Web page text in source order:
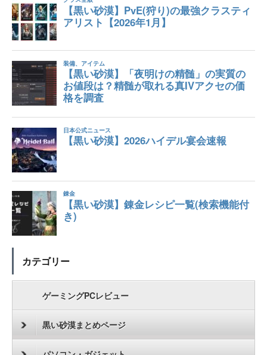
カテゴリー
ゲーミングPCレビュー
黒い砂漠まとめページ